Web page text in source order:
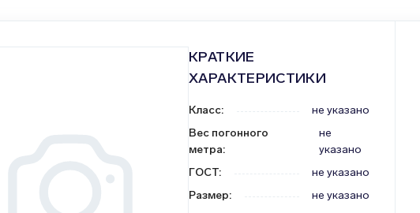
КРАТКИЕ
ХАРАКТЕРИСТИКИ
Класс:
не указано
Вес погонного
метра:
не
указано
ГОСТ:
не указано
Размер: не указано